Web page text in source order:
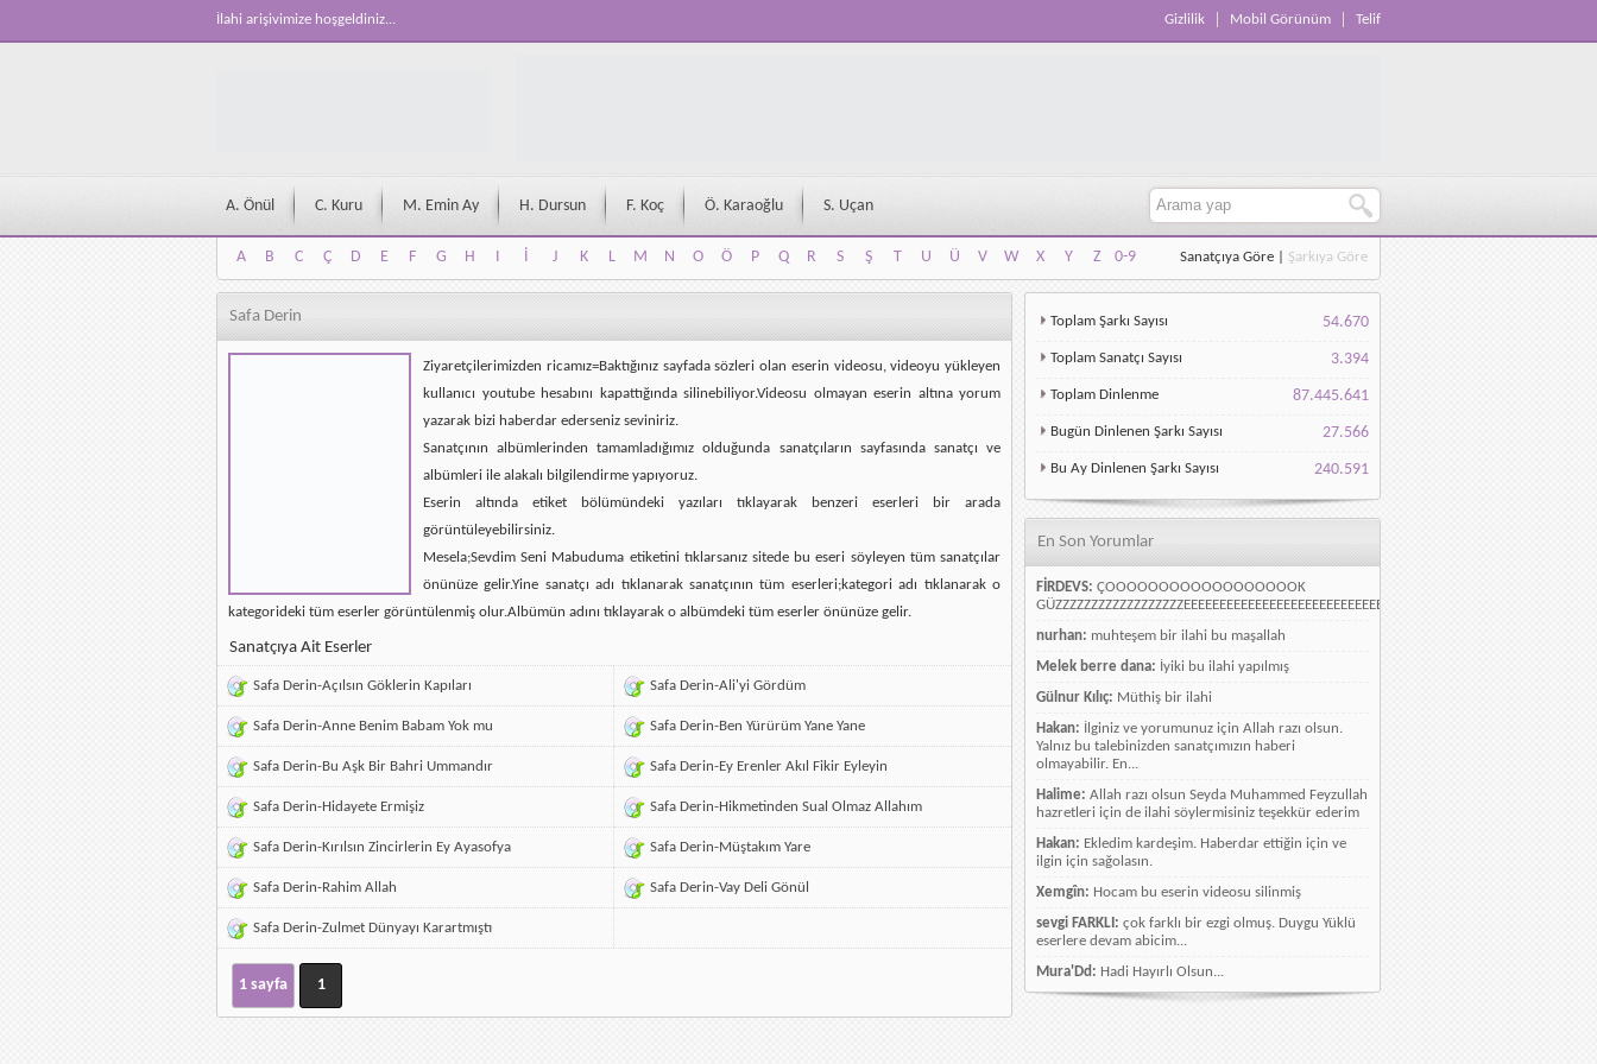
İlahi arişivimize hoşgeldiniz... Gizlilik Mobil Görünüm Telif
A. Önül C. Kuru M. Emin Ay H. Dursun F. Koç Ö. Karaoğlu S. Uçan
A B C Ç D E F G H I İ J K L M N O Ö P Q R S Ş T U Ü V W X Y Z
0-9
A
B C Ç D E F G H I İ J K L M N O Ö P Q R S Ş T U Ü V W X Y Z 0-9
Sanatçıya Göre Şarkıya Göre
Safa Derin
Ziyaretçilerimizden ricamız=Baktığınız sayfada sözleri olan eserin videosu, videoyu yükleyen
kullanıcı youtube hesabını kapattığında silinebiliyor.Videosu olmayan eserin altına yorum
yazarak bizi haberdar ederseniz seviniriz.
Sanatçının albümlerinden tamamladığımız olduğunda sanatçıların sayfasında sanatçı ve
albümleri ile alakalı bilgilendirme yapıyoruz.
Eserin altında etiket bölümündeki yazıları tıklayarak benzeri eserleri bir arada
görüntüleyebilirsiniz.
Mesela;Sevdim Seni Mabuduma etiketini tıklarsanız sitede bu eseri söyleyen tüm sanatçılar
önünüze gelir.Yine sanatçı adı tıklanarak sanatçının tüm eserleri;kategori adı tıklanarak o
kategorideki tüm eserler görüntülenmiş olur.Albümün adını tıklayarak o albümdeki tüm eserler önünüze gelir.
Sanatçıya Ait Eserler
Safa Derin-Açılsın Göklerin Kapıları Safa Derin-Ali'yi Gördüm
Safa Derin-Anne Benim Babam Yok mu Safa Derin-Ben Yürürüm Yane Yane
Safa Derin-Bu Aşk Bir Bahri Ummandır Safa Derin-Ey Erenler Akıl Fikir Eyleyin
Safa Derin-Hidayete Ermişiz Safa Derin-Hikmetinden Sual Olmaz Allahım
Safa Derin-Kırılsın Zincirlerin Ey Ayasofya Safa Derin-Müştakım Yare
Safa Derin-Rahim Allah Safa Derin-Vay Deli Gönül
Safa Derin-Zulmet Dünyayı Karartmıştı
1 sayfa 1
Toplam Şarkı Sayısı 54.670
Toplam Sanatçı Sayısı 3.394
Toplam Dinlenme 87.445.641
Bugün Dinlenen Şarkı Sayısı 27.566
Bu Ay Dinlenen Şarkı Sayısı 240.591
En Son Yorumlar
FİRDEVS: ÇOOOOOOOOOOOOOOOOOOK
GÜZZZZZZZZZZZZZZZZZZEEEEEEEEEEEEEEEEEEEEEEEEEEEEELLLLLLLLLLLLLLLLLLLLLLLL
nurhan: muhteşem bir ilahi bu maşallah
Melek berre dana: İyiki bu ilahi yapılmış
Gülnur Kılıç: Müthiş bir ilahi
Hakan: İlginiz ve yorumunuz için Allah razı olsun.
Yalnız bu talebinizden sanatçımızın haberi
olmayabilir. En...
Halime: Allah razı olsun Seyda Muhammed Feyzullah
hazretleri için de ilahi söylermisiniz teşekkür ederim
Hakan: Ekledim kardeşim. Haberdar ettiğin için ve
ilgin için sağolasın.
Xemgîn: Hocam bu eserin videosu silinmiş
sevgi FARKLI: çok farklı bir ezgi olmuş. Duygu Yüklü
eserlere devam abicim...
Mura'Dd: Hadi Hayırlı Olsun...